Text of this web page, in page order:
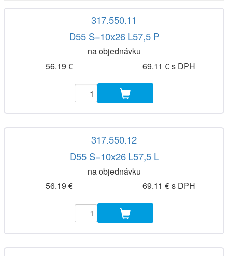
317.550.11
D55 S=10x26 L57,5 P
na objednávku
56.19 €
69.11 € s DPH
317.550.12
D55 S=10x26 L57,5 L
na objednávku
56.19 €
69.11 € s DPH